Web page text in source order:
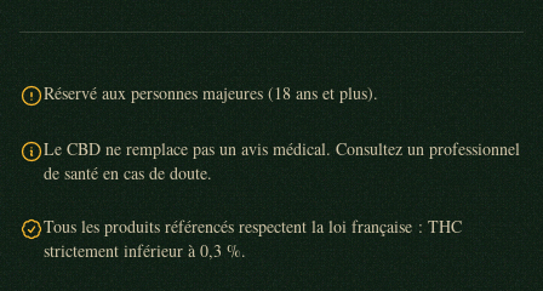
Réservé aux personnes majeures (18 ans et plus).
Le CBD ne remplace pas un avis médical. Consultez un professionnel
de santé en cas de doute.
Tous les produits référencés respectent la loi française : THC
strictement inférieur à 0,3 %.